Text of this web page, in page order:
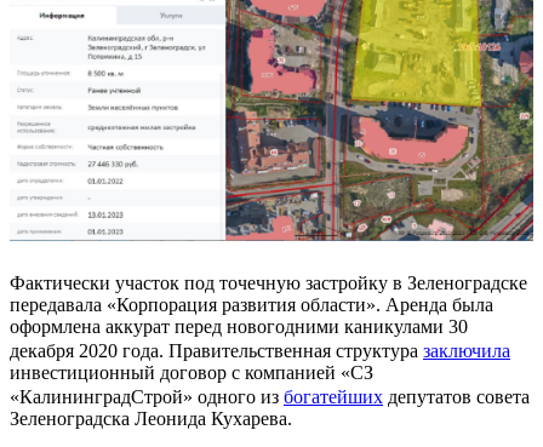
Фактически участок под точечную застройку в Зеленоградске
передавала «Корпорация развития области». Аренда была
оформлена аккурат перед новогодними каникулами 30
декабря 2020 года. Правительственная структура заключила
инвестиционный договор с компанией «СЗ
«КалининградСтрой» одного из богатейших депутатов совета
Зеленоградска Леонида Кухарева.